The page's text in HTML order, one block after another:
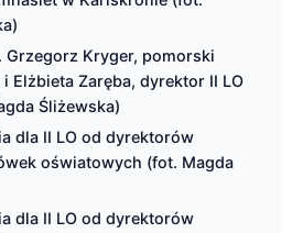
Grzegorz Kryger, pomorski
Elżbieta Zaręba, dyrektor II LO
Śliżewska)
dla II LO od dyrektorów
oświatowych (fot. Magda
dla II LO od dyrektorów